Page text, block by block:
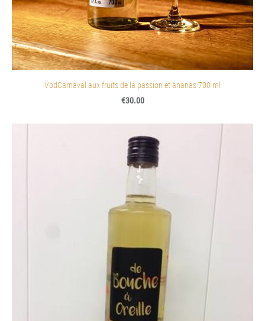
VodCarnaval aux fruits de la passion et ananas 700 ml
€30.00